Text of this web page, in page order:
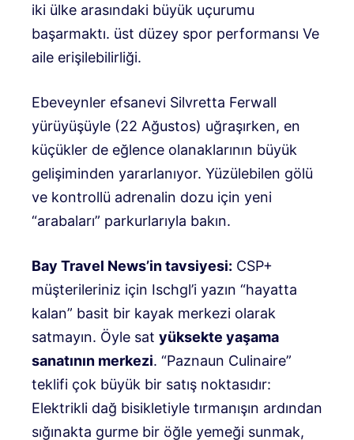
iki ülke arasındaki büyük uçurumu
başarmaktı. üst düzey spor performansı Ve
aile erişilebilirliği.
Ebeveynler efsanevi Silvretta Ferwall
yürüyüşüyle ​​(22 Ağustos) uğraşırken, en
küçükler de eğlence olanaklarının büyük
gelişiminden yararlanıyor. Yüzülebilen gölü
ve kontrollü adrenalin dozu için yeni
“arabaları” parkurlarıyla bakın.
Bay Travel News’in tavsiyesi: CSP+
müşterileriniz için Ischgl’i yazın “hayatta
kalan” basit bir kayak merkezi olarak
satmayın. Öyle sat yüksekte yaşama
sanatının merkezi. “Paznaun Culinaire”
teklifi çok büyük bir satış noktasıdır:
Elektrikli dağ bisikletiyle tırmanışın ardından
sığınakta gurme bir öğle yemeği sunmak,